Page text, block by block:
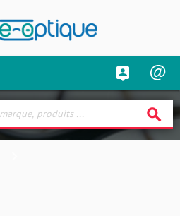
search